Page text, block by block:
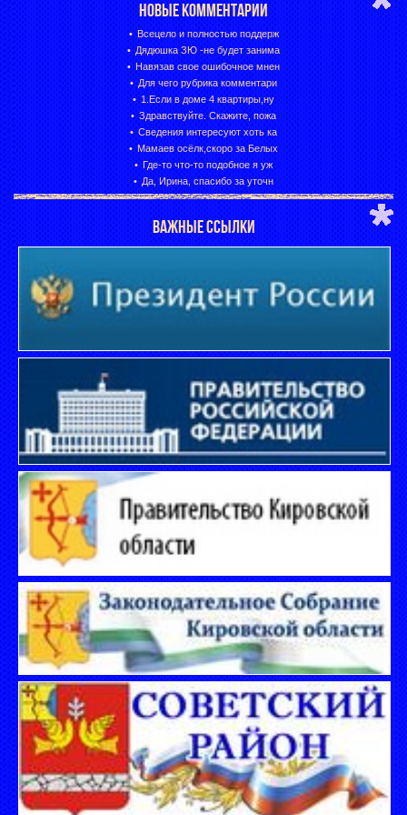
НОВЫЕ КОММЕНТАРИИ
Всецело и полностью поддерж
Дядюшка ЗЮ -не будет занима
Навязав свое ошибочное мнен
Для чего рубрика комментари
1.Если в доме 4 квартиры,ну
Здравствуйте. Скажите, пожа
Сведения интересуют хоть ка
Мамаев осёлк,скоро за Белых
Где-то что-то подобное я уж
Да, Ирина, спасибо за уточн
ВАЖНЫЕ ССЫЛКИ